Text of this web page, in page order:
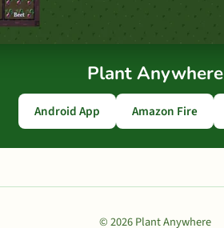
Plant Anywhere
Android App Amazon Fire
© 2026 Plant Anywhere